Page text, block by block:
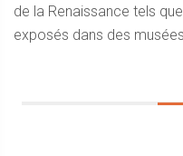
de la Renaissance tels
exposés dans des musées